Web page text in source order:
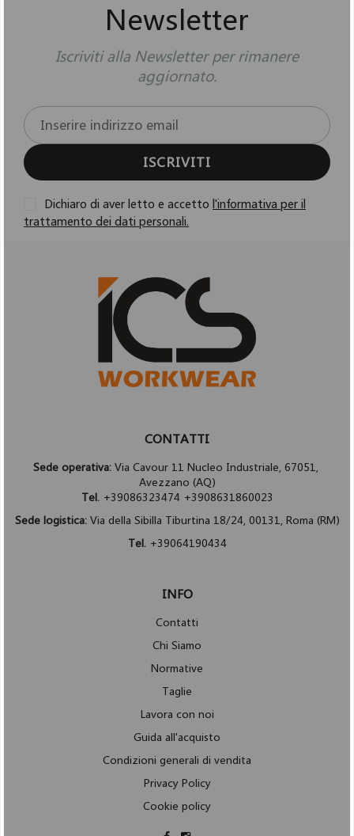
Newsletter
Iscriviti alla Newsletter per rimanere
aggiornato.
ISCRIVITI
Dichiaro di aver letto e accetto l'informativa per il
trattamento dei dati personali.
CONTATTI
Sede operativa:Via Cavour 11 Nucleo Industriale, 67051,
Avezzano (AQ)
Tel. +39086323474 +3908631860023
Sede logistica:Via della Sibilla Tiburtina 18/24, 00131, Roma (RM)
Tel. +39064190434
INFO
Contatti
Chi Siamo
Normative
Taglie
Lavora con noi
Guida all'acquisto
Condizioni generali di vendita
Privacy Policy
Cookie policy